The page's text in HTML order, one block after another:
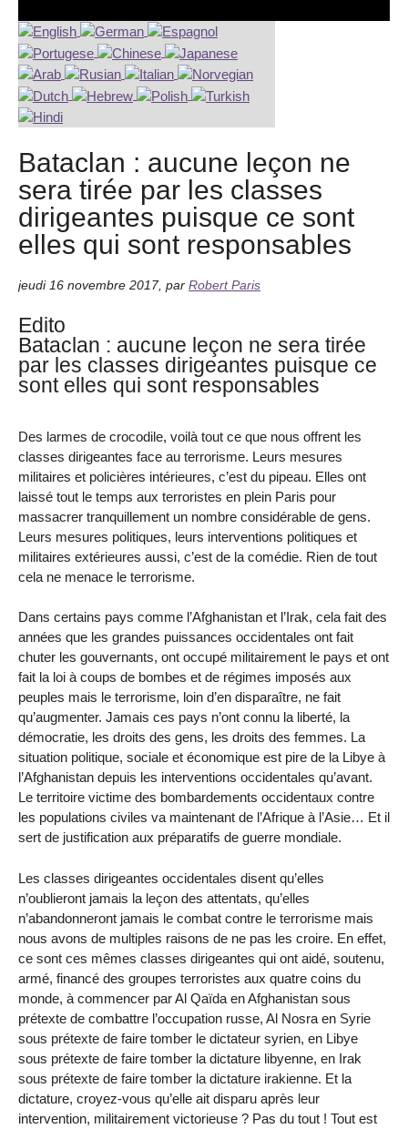
Bataclan : aucune leçon ne
sera tirée par les classes
dirigeantes puisque ce sont
elles qui sont responsables
jeudi 16 novembre 2017, par Robert Paris
Edito
Bataclan : aucune leçon ne sera tirée
par les classes dirigeantes puisque ce
sont elles qui sont responsables
Des larmes de crocodile, voilà tout ce que nous offrent les
classes dirigeantes face au terrorisme. Leurs mesures
militaires et policières intérieures, c’est du pipeau. Elles ont
laissé tout le temps aux terroristes en plein Paris pour
massacrer tranquillement un nombre considérable de gens.
Leurs mesures politiques, leurs interventions politiques et
militaires extérieures aussi, c’est de la comédie. Rien de tout
cela ne menace le terrorisme.
Dans certains pays comme l’Afghanistan et l’Irak, cela fait des
années que les grandes puissances occidentales ont fait
chuter les gouvernants, ont occupé militairement le pays et ont
fait la loi à coups de bombes et de régimes imposés aux
peuples mais le terrorisme, loin d’en disparaître, ne fait
qu’augmenter. Jamais ces pays n’ont connu la liberté, la
démocratie, les droits des gens, les droits des femmes. La
situation politique, sociale et économique est pire de la Libye à
l’Afghanistan depuis les interventions occidentales qu’avant.
Le territoire victime des bombardements occidentaux contre
les populations civiles va maintenant de l’Afrique à l’Asie… Et il
sert de justification aux préparatifs de guerre mondiale.
Les classes dirigeantes occidentales disent qu’elles
n’oublieront jamais la leçon des attentats, qu’elles
n’abandonneront jamais le combat contre le terrorisme mais
nous avons de multiples raisons de ne pas les croire. En effet,
ce sont ces mêmes classes dirigeantes qui ont aidé, soutenu,
armé, financé des groupes terroristes aux quatre coins du
monde, à commencer par Al Qaïda en Afghanistan sous
prétexte de combattre l’occupation russe, Al Nosra en Syrie
sous prétexte de faire tomber le dictateur syrien, en Libye
sous prétexte de faire tomber la dictature libyenne, en Irak
sous prétexte de faire tomber la dictature irakienne. Et la
dictature, croyez-vous qu’elle ait disparu après leur
intervention, militairement victorieuse ? Pas du tout ! Tout est